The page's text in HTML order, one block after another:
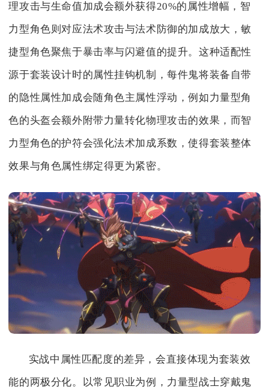
理攻击与生命值加成会额外获得20%的属性增幅，智
力型角色则对应法术攻击与法术防御的加成放大，敏
捷型角色聚焦于暴击率与闪避值的提升。这种适配性
源于套装设计时的属性挂钩机制，每件鬼将装备自带
的隐性属性加成会随角色主属性浮动，例如力量型角
色的头盔会额外附带力量转化物理攻击的效果，而智
力型角色的护符会强化法术加成系数，使得套装整体
效果与角色属性绑定得更为紧密。
实战中属性匹配度的差异，会直接体现为套装效
能的两极分化。以常见职业为例，力量型战士穿戴鬼